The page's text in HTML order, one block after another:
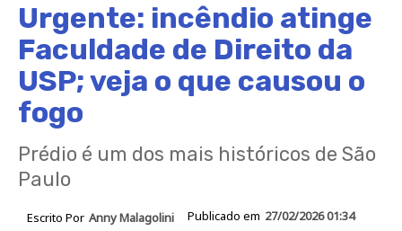
Urgente: incêndio atinge
Faculdade de Direito da
USP; veja o que causou o
fogo
Prédio é um dos mais históricos de São
Paulo
Escrito Por Anny Malagolini Publicado em 27/02/2026 01:34